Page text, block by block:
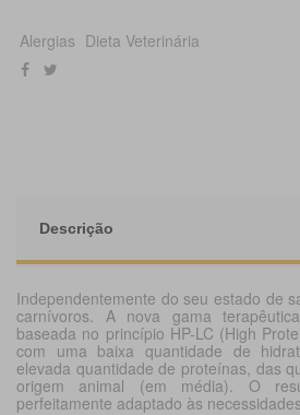
Alergias Dieta Veterinária
Descrição
Independentemente do seu estado de
carnívoros. A nova gama
baseada no princípio HP-LC (High
com uma baixa quantidade de
elevada quantidade de proteínas, das
origem animal (em média). O
perfeitamente adaptado às